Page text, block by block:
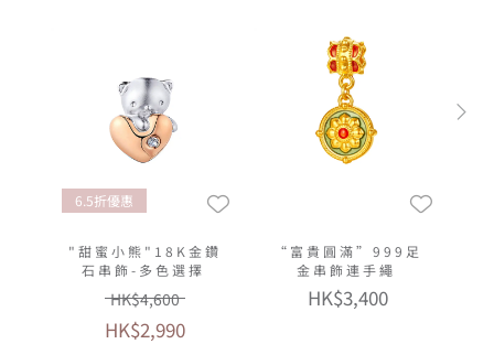
6.5折優惠
"甜蜜小熊"18K金鑽
石串飾-多色選擇
HK$4,600
HK$2,990
“富貴圓滿”999足
金串飾連手繩
HK$3,400